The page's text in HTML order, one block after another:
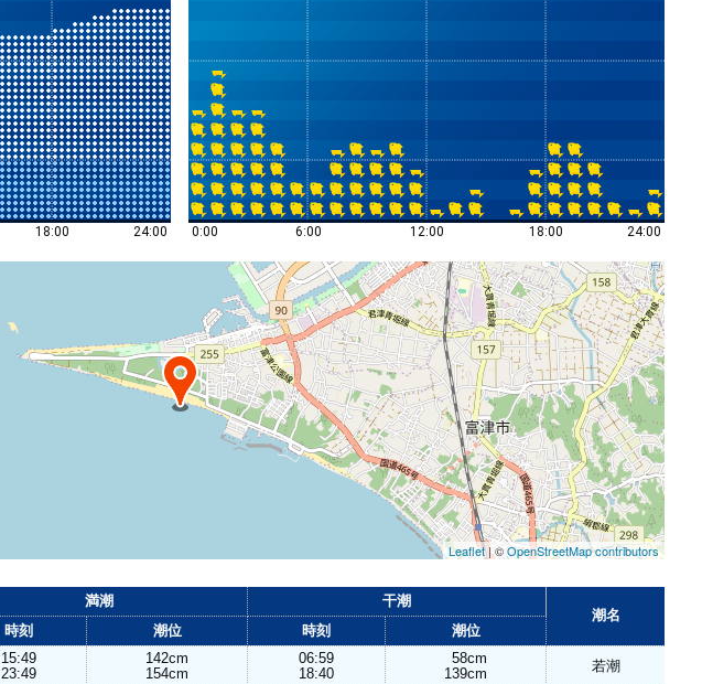
18:00 24:00 0:00 6:00 12:00 18:00 24:00
Leaflet| ©OpenStreetMap contributors
満潮
干潮
潮名
時刻
潮位 時刻 潮位
15:49
23:49
142cm
154cm
06:59
18:40
58cm
139cm
若潮